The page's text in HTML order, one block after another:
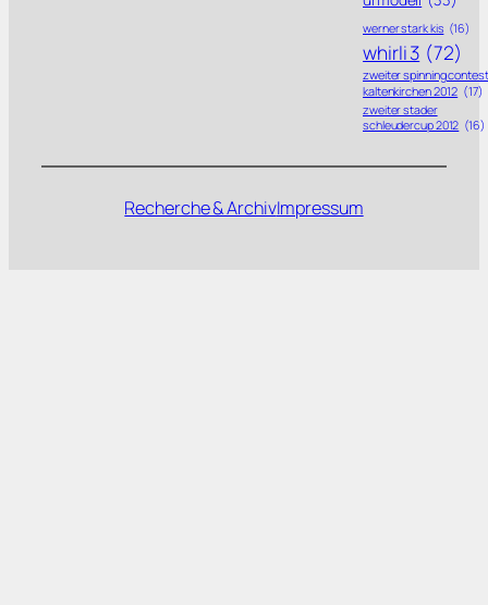
werner stark kis (16)
whirli 3 (72)
zweiter spinning contest
kaltenkirchen 2012 (17)
zweiter stader
schleudercup 2012 (16)
Recherche & ArchivImpressum